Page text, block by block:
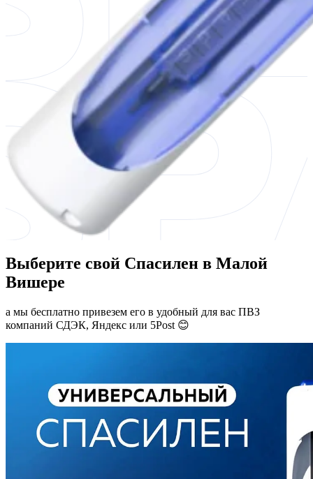
Выберите свой Спасилен в Малой
Вишере
а мы бесплатно привезем его в удобный для вас ПВЗ
компаний СДЭК, Яндекс или 5Post 😊